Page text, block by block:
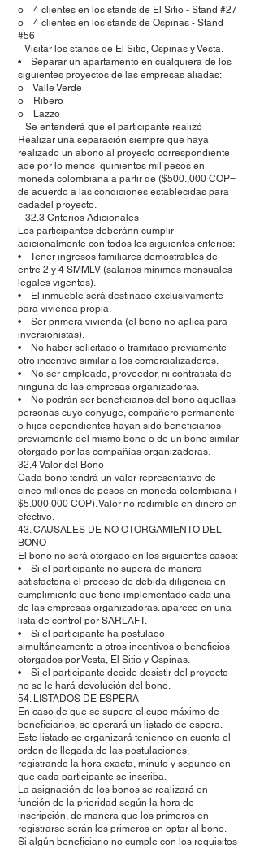
o 4 clientes en los stands de El Sitio - Stand #27
o 4 clientes en los stands de Ospinas - Stand
#56
Visitar los stands de El Sitio, Ospinas y Vesta.
• Separar un apartamento en cualquiera de los
siguientes proyectos de las empresas aliadas:
o Valle Verde
o Ribero
o Lazzo
Se entenderá que el participante realizó
Realizar una separación siempre que haya
realizado un abono al proyecto correspondiente
ade por lo menos quinientos mil pesos en
moneda colombiana a partir de ($500.,000 COP=
de acuerdo a las condiciones establecidas para
cadadel proyecto.
32.3 Criterios Adicionales
Los participantes deberánn cumplir
adicionalmente con todos los siguientes criterios:
• Tener ingresos familiares demostrables de
entre 2 y 4 SMMLV (salarios mínimos mensuales
legales vigentes).
• El inmueble será destinado exclusivamente
para vivienda propia.
• Ser primera vivienda (el bono no aplica para
inversionistas).
• No haber solicitado o tramitado previamente
otro incentivo similar a los comercializadores.
• No ser empleado, proveedor, ni contratista de
ninguna de las empresas organizadoras.
• No podrán ser beneficiarios del bono aquellas
personas cuyo cónyuge, compañero permanente
o hijos dependientes hayan sido beneficiarios
previamente del mismo bono o de un bono similar
otorgado por las compañías organizadoras.
32.4 Valor del Bono
Cada bono tendrá un valor representativo de
cinco millones de pesos en moneda colombiana (
$5.000.000 COP). Valor no redimible en dinero en
efectivo.
43. CAUSALES DE NO OTORGAMIENTO DEL
BONO
El bono no será otorgado en los siguientes casos:
• Si el participante no supera de manera
satisfactoria el proceso de debida diligencia en
cumplimiento que tiene implementado cada una
de las empresas organizadoras. aparece en una
lista de control por SARLAFT.
• Si el participante ha postulado
simultáneamente a otros incentivos o beneficios
otorgados por Vesta, El Sitio y Ospinas.
• Si el participante decide desistir del proyecto
no se le hará devolución del bono.
54. LISTADOS DE ESPERA
En caso de que se supere el cupo máximo de
beneficiarios, se operará un listado de espera.
Este listado se organizará teniendo en cuenta el
orden de llegada de las postulaciones,
registrando la hora exacta, minuto y segundo en
que cada participante se inscriba.
La asignación de los bonos se realizará en
función de la prioridad según la hora de
inscripción, de manera que los primeros en
registrarse serán los primeros en optar al bono.
Si algún beneficiario no cumple con los requisitos